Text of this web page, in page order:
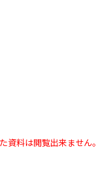
資料は閲覧出来ません。